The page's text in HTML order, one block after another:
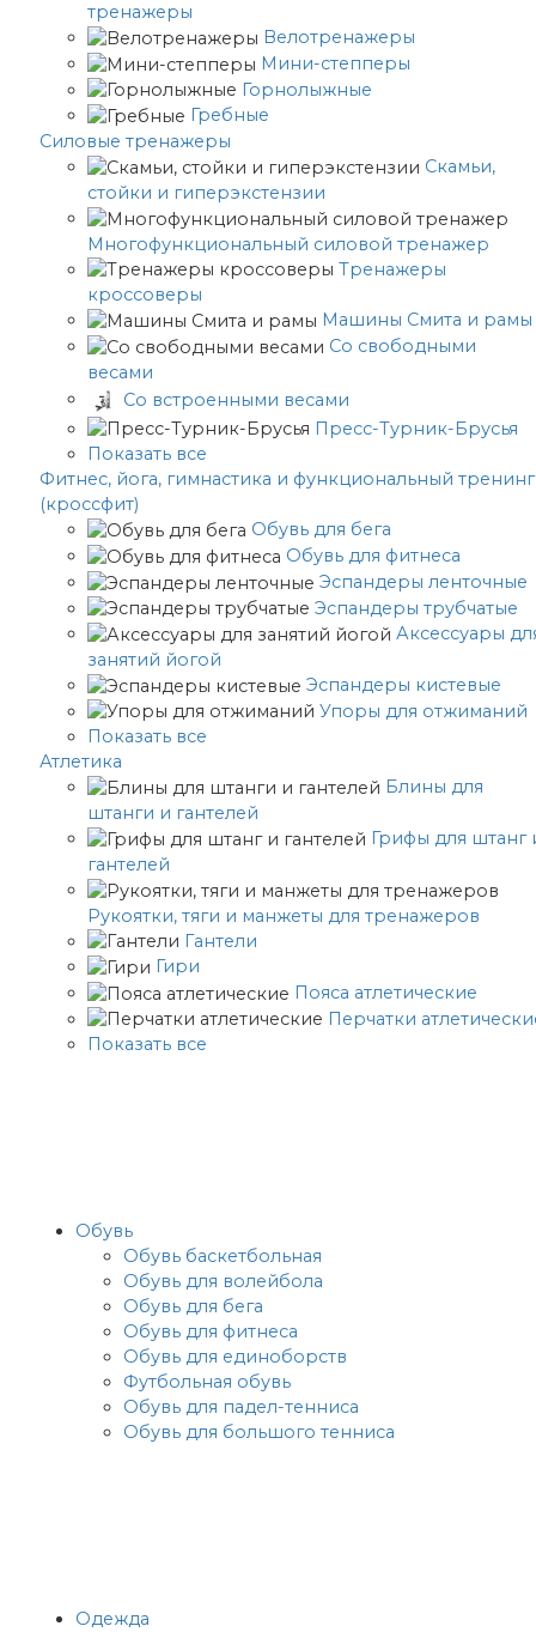
тренажеры
Велотренажеры
Мини-степперы
Горнолыжные
Гребные
Cиловые тренажеры
Скамьи,
стойки и гиперэкстензии
Многофункциональный силовой тренажер
Тренажеры
кроссоверы
Машины Смита и рамы
Со свободными
весами
Со встроенными весами
Пресс-Турник-Брусья
Показать все
Фитнес, йога, гимнастика и функциональный тренинг
(кроссфит)
Обувь для бега
Обувь для фитнеса
Эспандеры ленточные
Эспандеры трубчатые
Аксессуары
занятий йогой
Эспандеры кистевые
Упоры для отжиманий
Показать все
Атлетика
Блины для
штанги и гантелей
Грифы для штанг
гантелей
Рукоятки, тяги и манжеты для тренажеров
Гантели
Гири
Пояса атлетические
Перчатки
Показать все
Обувь
Обувь баскетбольная
Обувь для волейбола
Обувь для бега
Обувь для фитнеса
Обувь для единоборств
Футбольная обувь
Обувь для падел-тенниса
Обувь для большого тенниса
Одежда